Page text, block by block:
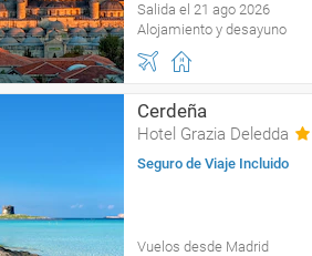
Salida el 21 ago 2026
Alojamiento y desayuno
Cerdeña
Hotel Grazia Deledda
Seguro de Viaje Incluido
Vuelos desde Madrid